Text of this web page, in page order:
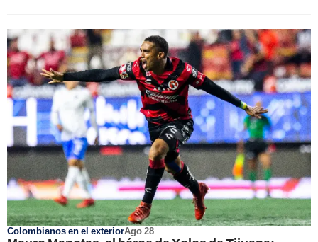
Colombianos en el exteriorAgo 28